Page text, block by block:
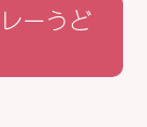
ーうど